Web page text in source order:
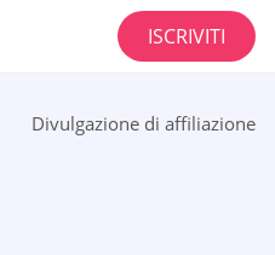
ISCRIVITI
Divulgazione di affiliazione